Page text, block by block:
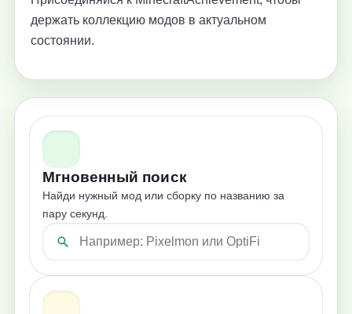
держать коллекцию модов в актуальном
состоянии.
Мгновенный поиск
Найди нужный мод или сборку по названию за
пару секунд.